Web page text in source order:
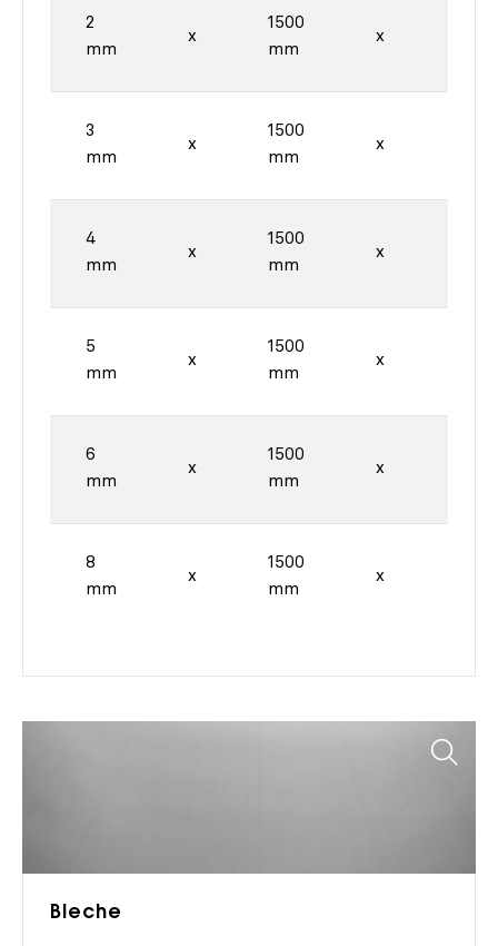
2
mm
x
1500
mm
x
3
mm
x
1500
mm
x
4
mm
x
1500
mm
x
5
mm
x
1500
mm
x
6
mm
x
1500
mm
x
8
mm
x
1500
mm
x
Bleche